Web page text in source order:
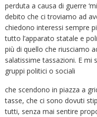
perduta a causa di guerre
debito che ci troviamo ad
chiedono interessi sempre
tutto l’apparato statale e
più di quello che riusciamo
salatissime tassazioni. E mi
gruppi politici o sociali
che scendono in piazza a
tasse, che ci sono dovuti
tutti, senza mai sentire